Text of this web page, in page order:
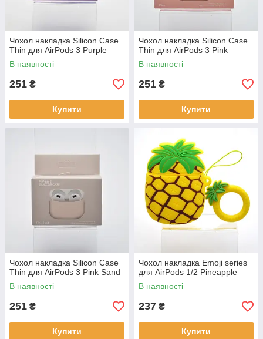
Чохол накладка Silicon Case
Thin для AirPods 3 Purple
В наявності
251 ₴
Купити
Чохол накладка Silicon Case
Thin для AirPods 3 Pink
В наявності
251 ₴
Купити
Чохол накладка Silicon Case
Thin для AirPods 3 Pink Sand
В наявності
251 ₴
Купити
Чохол накладка Emoji series
для AirPods 1/2 Pineapple
В наявності
237 ₴
Купити